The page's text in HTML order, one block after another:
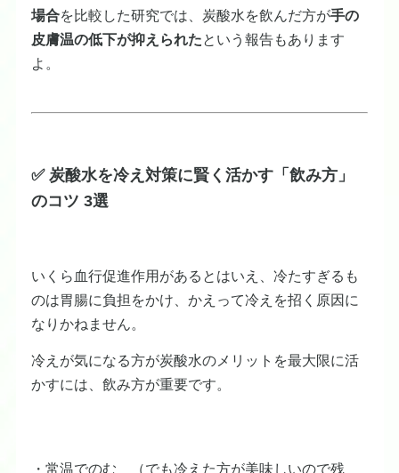
場合を比較した研究では、炭酸水を飲んだ方が手の
皮膚温の低下が抑えられたという報告もあります
よ。
✅ 炭酸水を冷え対策に賢く活かす「飲み方」
のコツ 3選
いくら血行促進作用があるとはいえ、冷たすぎるも
のは胃腸に負担をかけ、かえって冷えを招く原因に
なりかねません。
冷えが気になる方が炭酸水のメリットを最大限に活
かすには、飲み方が重要です。
・常温でのむ （でも冷えた方が美味しいので残